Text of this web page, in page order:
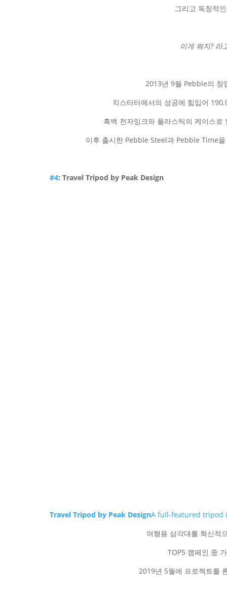
그리고 독창적
이게 뭐지? 라
2013년 9월 Pebble의 창
킥스타터에서의 성공에 힘입어
흑백 전자잉크와 플라스틱의 케이스
이후 출시한 Pebble Steel과 Pebble Time
#4: Travel Tripod by Peak Design
Travel Tripod by Peak DesignA full-featured tripod
여행용 삼각대를 혁신적
TOP5 캠페인 중
2019년 5월에 프로젝트를